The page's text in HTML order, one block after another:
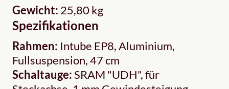
Gewicht: 25,80 kg
Spezifikationen
Rahmen: Intube EP8, Aluminium,
Fullsuspension, 47 cm
Schaltauge:SRAM "UDH", für